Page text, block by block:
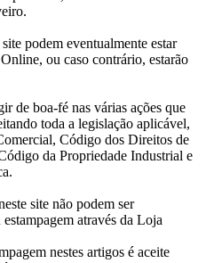
podem eventualmente estar
ou caso contrário, estarão
de boa-fé nas várias ações que
toda a legislação aplicável,
Código dos Direitos de
da Propriedade Industrial e
site não podem ser
através da Loja
nestes artigos é aceite